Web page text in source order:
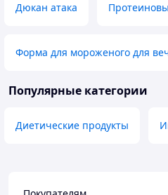
Дюкан атака
Форма для мороженого для
Популярные категории
Диетические продукты